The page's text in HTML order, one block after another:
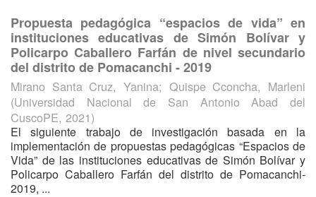
Propuesta pedagógica “espacios de vida” en
instituciones educativas de Simón Bolívar y
Policarpo Caballero Farfán de nivel secundario
del distrito de Pomacanchi - 2019
Mirano Santa Cruz, Yanina; Quispe Cconcha, Marleni
(Universidad Nacional de San Antonio Abad del
CuscoPE, 2021)
El siguiente trabajo de investigación basada en la
implementación de propuestas pedagógicas “Espacios de
Vida” de las instituciones educativas de Simón Bolívar y
Policarpo Caballero Farfán del distrito de Pomacanchi-
2019, ...